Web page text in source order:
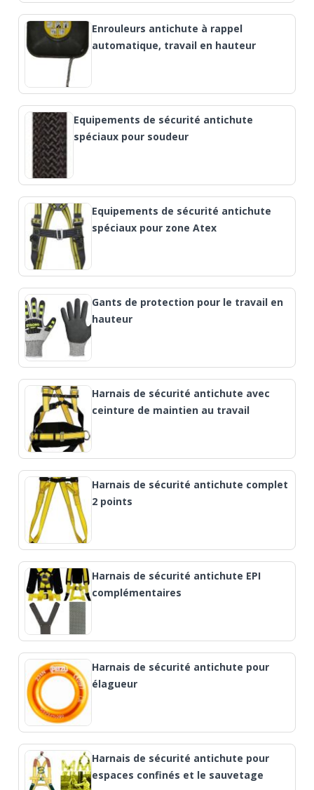
Enrouleurs antichute à rappel
automatique, travail en hauteur
Equipements de sécurité antichute
spéciaux pour soudeur
Equipements de sécurité antichute
spéciaux pour zone Atex
Gants de protection pour le travail en
hauteur
Harnais de sécurité antichute avec
ceinture de maintien au travail
Harnais de sécurité antichute complet
2 points
Harnais de sécurité antichute EPI
complémentaires
Harnais de sécurité antichute pour
élagueur
Harnais de sécurité antichute pour
espaces confinés et le sauvetage